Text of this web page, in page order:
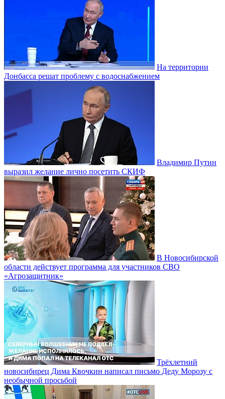
На территории
Донбасса решат проблему с водоснабжением
Владимир Путин
выразил желание лично посетить СКИФ
В Новосибирской
области действует программа для участников СВО
«Агрозащитник»
Трёхлетний
новосибирец Дима Квочкин написал письмо Деду Морозу с
необычной просьбой